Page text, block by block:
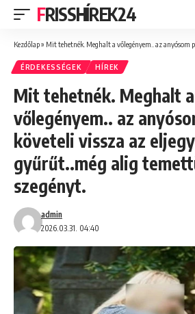
FRISSHÍREK24
Kezdőlap» Mit tehetnék. Meghalt a vőlegényem.. az anyósom pedig követeli vissza az
ÉRDEKESSÉGEK HÍREK
Mit tehetnék. Meghalt a
vőlegényem.. az
követeli vissza az
gyűrűt..még alig
szegényt.
2026.03.31. 04:40
admin